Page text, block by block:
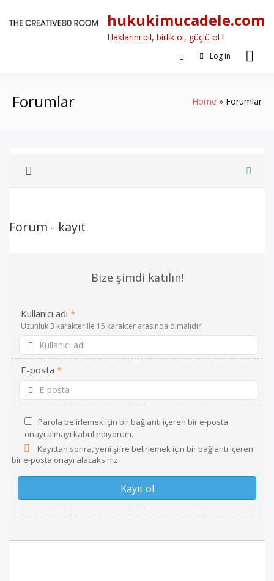
content
hukukimucadele.com
Haklarını bil, birlik ol, güçlü ol !
Log in
Forumlar Home Forumlar
Forum - kayıt
Bize şimdi katılın!
Kullanıcı adı*
Uzunluk 3 karakter ile 15 karakter arasında olmalıdır.
E-posta*
Parola belirlemek için bir bağlantı içeren bir e-posta
onayı almayı kabul ediyorum.
Kayıttan sonra, yeni şifre belirlemek için bir bağlantı içeren
bir e-posta onayı alacaksınız